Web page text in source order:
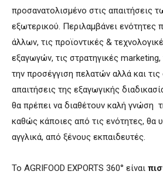
προσανατολισμένο στις απαιτήσεις
εξωτερικού. Περιλαμβάνει ενότητες
άλλων, τις προϊοντικές &
εξαγωγών, τις στρατηγικές
την προσέγγιση πελατών αλλά και τις
απαιτήσεις της εξαγωγικής
θα πρέπει να διαθέτουν καλή γνώση
καθώς κάποιες από τις ενότητες, θα
αγγλικά, από ξένους εκπαιδευτές.
Το AGRIFOOD EXPORTS 360° είναι